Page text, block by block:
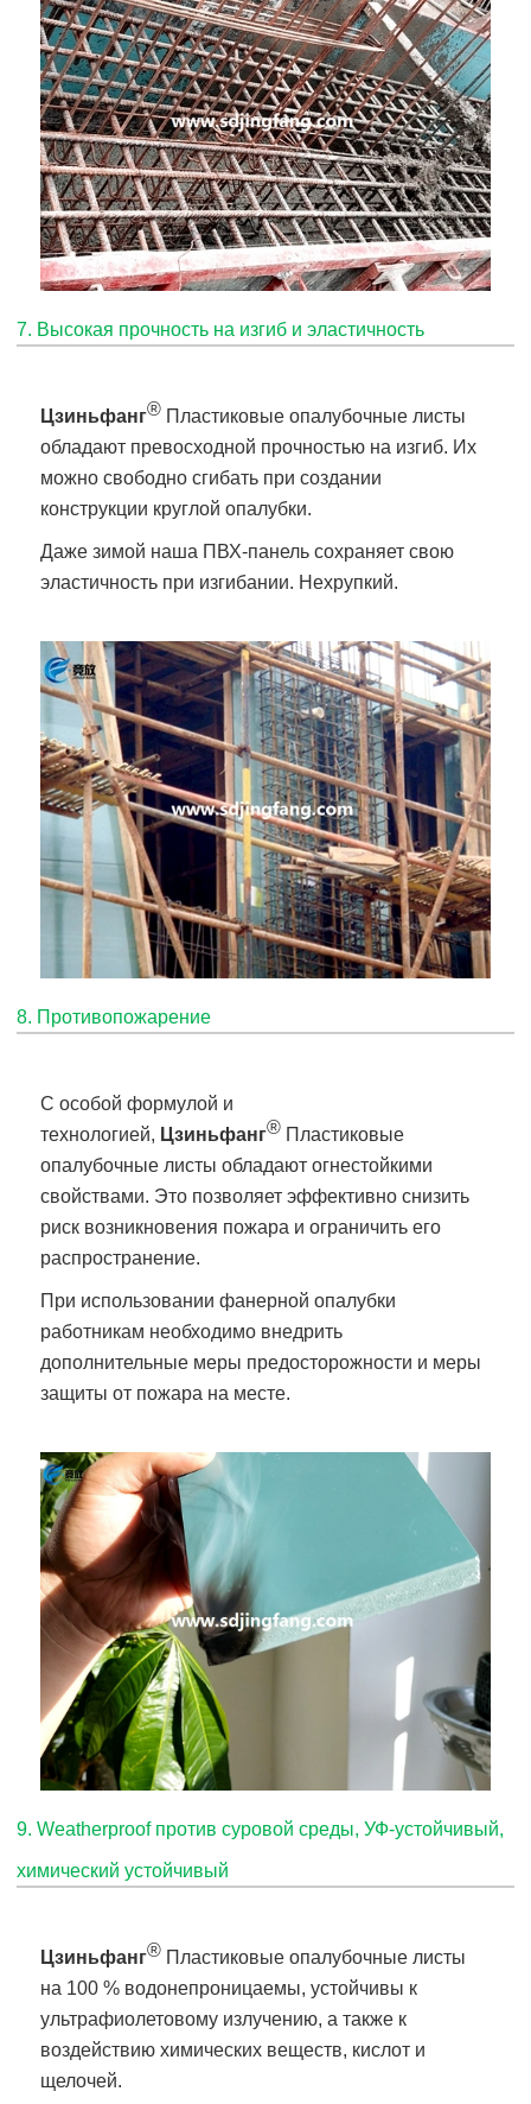
7. Высокая прочность на изгиб и эластичность
Цзиньфанг® Пластиковые опалубочные листы
обладают превосходной прочностью на изгиб. Их
можно свободно сгибать при создании
конструкции круглой опалубки.
Даже зимой наша ПВХ-панель сохраняет свою
эластичность при изгибании. Нехрупкий.
8. Противопожарение
С особой формулой и
технологией, Цзиньфанг® Пластиковые
опалубочные листы обладают огнестойкими
свойствами. Это позволяет эффективно снизить
риск возникновения пожара и ограничить его
распространение.
При использовании фанерной опалубки
работникам необходимо внедрить
дополнительные меры предосторожности и меры
защиты от пожара на месте.
9.Weatherproof против суровой среды, УФ-устойчивый,
химический устойчивый
Цзиньфанг® Пластиковые опалубочные листы
на 100 % водонепроницаемы, устойчивы к
ультрафиолетовому излучению, а также к
воздействию химических веществ, кислот и
щелочей.